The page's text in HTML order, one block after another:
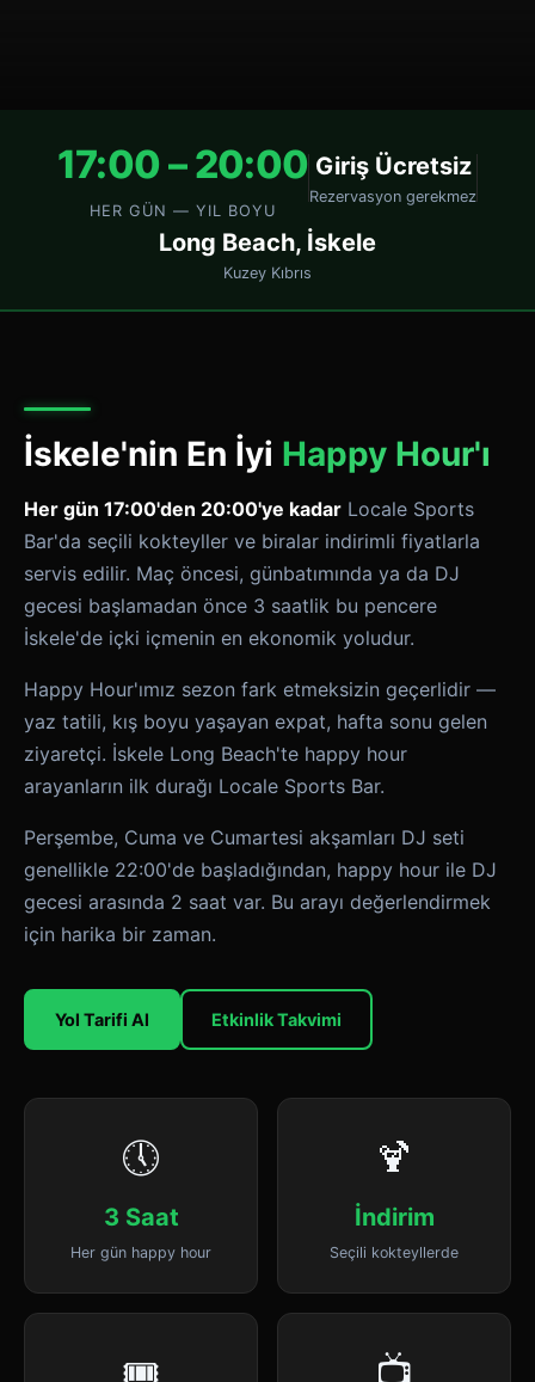
17:00 – 20:00
HER GÜN — YIL BOYU
Giriş Ücretsiz
Rezervasyon gerekmez
Long Beach, İskele
Kuzey Kıbrıs
İskele'nin En İyi Happy Hour'ı
Her gün 17:00'den 20:00'ye kadar Locale Sports
Bar'da seçili kokteyller ve biralar indirimli fiyatlarla
servis edilir. Maç öncesi, günbatımında ya da DJ
gecesi başlamadan önce 3 saatlik bu pencere
İskele'de içki içmenin en ekonomik yoludur.
Happy Hour'ımız sezon fark etmeksizin geçerlidir —
yaz tatili, kış boyu yaşayan expat, hafta sonu gelen
ziyaretçi. İskele Long Beach'te happy hour
arayanların ilk durağı Locale Sports Bar.
Perşembe, Cuma ve Cumartesi akşamları DJ seti
genellikle 22:00'de başladığından, happy hour ile DJ
gecesi arasında 2 saat var. Bu arayı değerlendirmek
için harika bir zaman.
Yol Tarifi Al Etkinlik Takvimi
🕔
3 Saat
Her gün happy hour
🍹
İndirim
Seçili kokteyllerde